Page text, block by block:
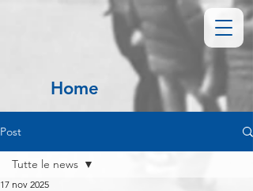
Home
Post
Tutte le news
17 nov 2025